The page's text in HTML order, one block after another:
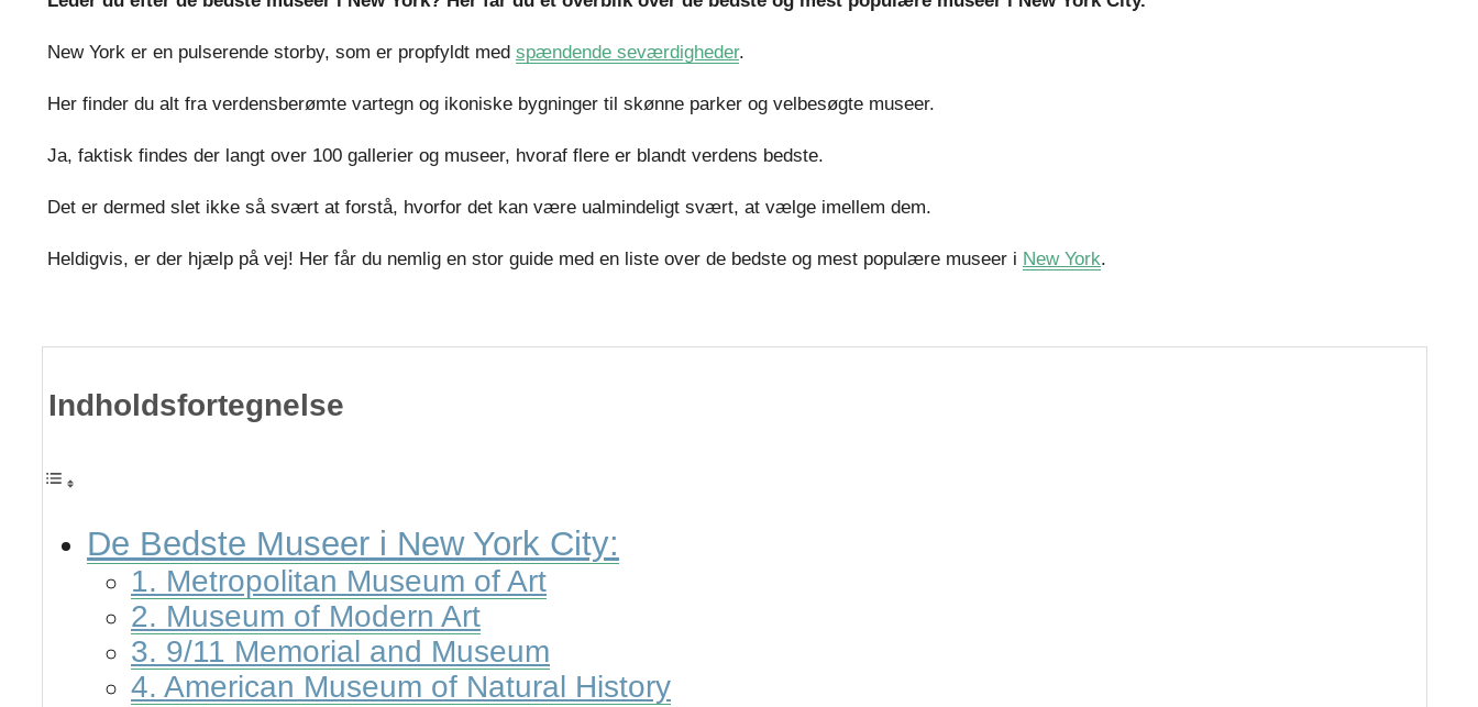
New York er en pulserende storby, som er propfyldt med spændende seværdigheder.
Her finder du alt fra verdensberømte vartegn og ikoniske bygninger til skønne parker og velbesøgte museer.
Ja, faktisk findes der langt over 100 gallerier og museer, hvoraf flere er blandt verdens bedste.
Det er dermed slet ikke så svært at forstå, hvorfor det kan være ualmindeligt svært, at vælge imellem dem.
Heldigvis, er der hjælp på vej! Her får du nemlig en stor guide med en liste over de bedste og mest populære museer i New York.
Indholdsfortegnelse
De Bedste Museer i New York City:
1. Metropolitan Museum of Art
2. Museum of Modern Art
3. 9/11 Memorial and Museum
4. American Museum of Natural History